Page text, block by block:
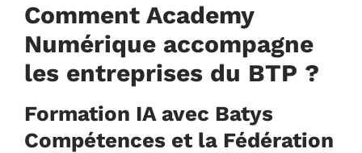
Comment Academy
Numérique accompagne
les entreprises du BTP ?
Formation IA avec Batys
Compétences et la Fédération